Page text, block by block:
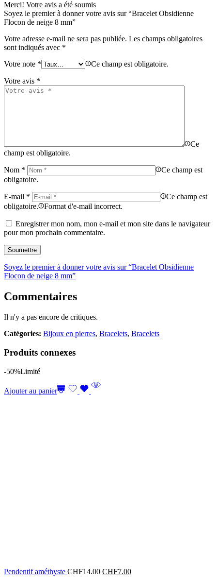
Merci! Votre avis a été soumis
Soyez le premier à donner votre avis sur “Bracelet Obsidienne
Flocon de neige 8 mm”
Votre adresse e-mail ne sera pas publiée. Les champs obligatoires
sont indiqués avec *
Votre note * Ce champ est obligatoire.
Votre avis *
Ce
champ est obligatoire.
Nom *
Ce champ est
obligatoire.
E-mail *
Ce champ est
obligatoire.
Format d'e-mail incorrect.
Enregistrer mon nom, mon e-mail et mon site dans le navigateur
pour mon prochain commentaire.
Soyez le premier à donner votre avis sur “Bracelet Obsidienne
Flocon de neige 8 mm”
Commentaires
Il n'y a pas encore de critiques.
Catégories: Bijoux en pierres, Bracelets, Bracelets
Produits connexes
-50%Limité
Ajouter au panier
Pendentif améthyste CHF14.00 CHF7.00